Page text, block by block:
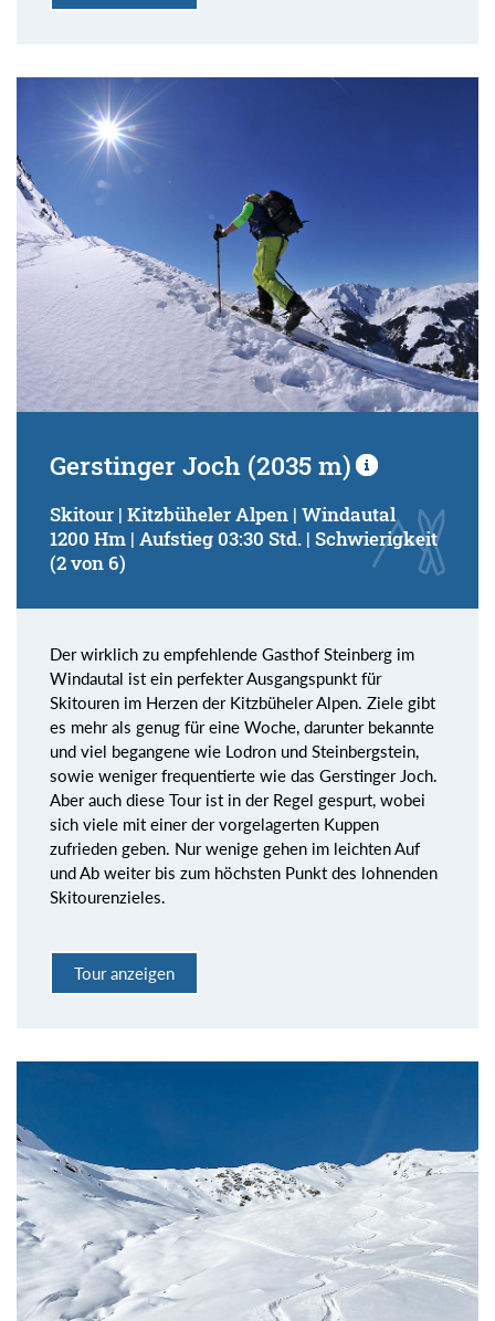
Gerstinger Joch (2035 m)
Skitour | Kitzbüheler Alpen | Windautal
1200 Hm | Aufstieg 03:30 Std. | Schwierigkeit
(2 von 6)
Der wirklich zu empfehlende Gasthof Steinberg im
Windautal ist ein perfekter Ausgangspunkt für
Skitouren im Herzen der Kitzbüheler Alpen. Ziele gibt
es mehr als genug für eine Woche, darunter bekannte
und viel begangene wie Lodron und Steinbergstein,
sowie weniger frequentierte wie das Gerstinger Joch.
Aber auch diese Tour ist in der Regel gespurt, wobei
sich viele mit einer der vorgelagerten Kuppen
zufrieden geben. Nur wenige gehen im leichten Auf
und Ab weiter bis zum höchsten Punkt des lohnenden
Skitourenzieles.
Tour anzeigen